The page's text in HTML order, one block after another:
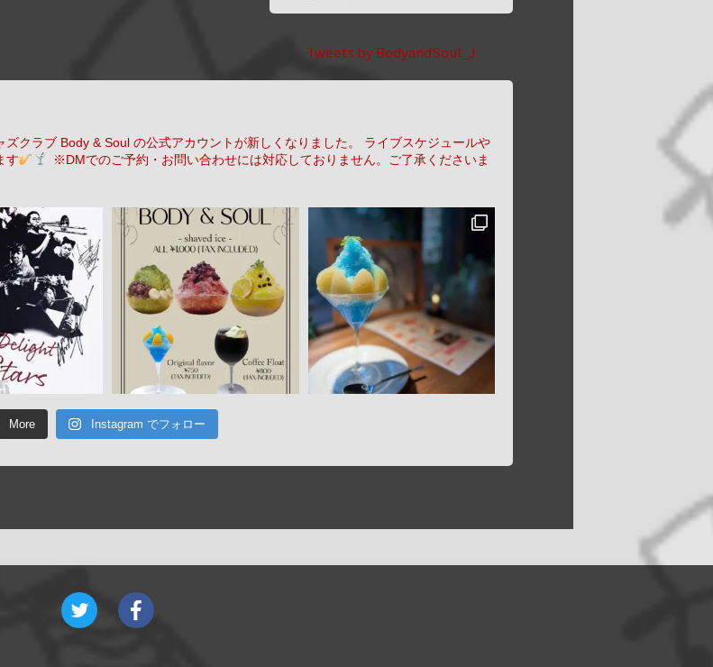
Tweets by BodyandSoul_J
クラブ Body & Soul の公式アカウントが新しくなりました。
ライブスケジュールや
す
※DMでのご予約・お問い合わせには対応しておりません。ご了承くださいま
More Instagram でフォロー